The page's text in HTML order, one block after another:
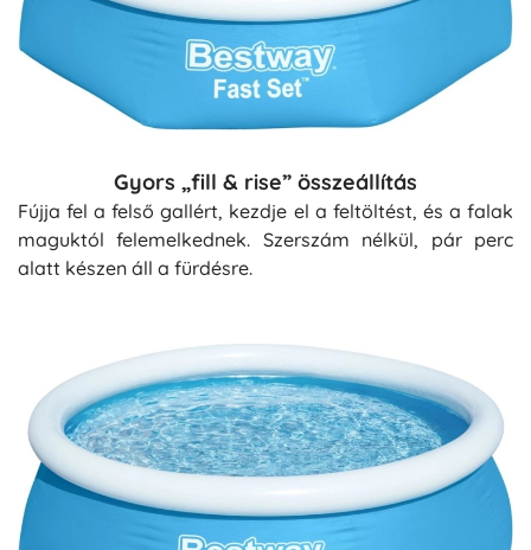
Gyors „fill & rise” összeállítás
Fújja fel a felső gallért, kezdje el a feltöltést, és a falak
maguktól felemelkednek. Szerszám nélkül, pár perc
alatt készen áll a fürdésre.